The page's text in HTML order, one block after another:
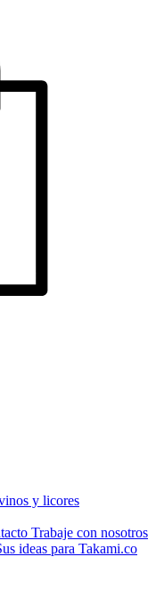
y licores
Trabaje con nosotros
ideas para Takami.co